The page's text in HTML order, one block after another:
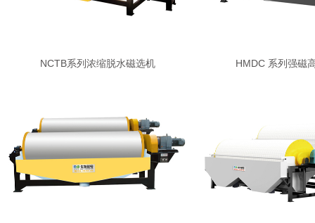
NCTB系列浓缩脱水磁选机 HMDC 系列强磁